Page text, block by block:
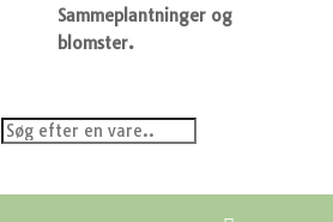
Sammeplantninger og
blomster.